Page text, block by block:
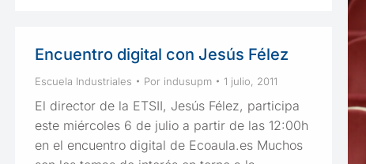
Encuentro digital con Jesús Félez
Escuela Industriales Por indusupm 1 julio, 2011
El director de la ETSII, Jesús Félez, participa
este miércoles 6 de julio a partir de las 12:00h
en el encuentro digital de Ecoaula.es Muchos